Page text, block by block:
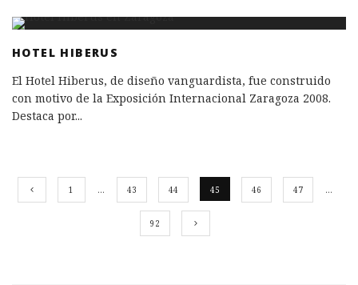
HOTEL HIBERUS
El Hotel Hiberus, de diseño vanguardista, fue construido
con motivo de la Exposición Internacional Zaragoza 2008.
Destaca por...
1 … 43 44 45 46 47 …
92